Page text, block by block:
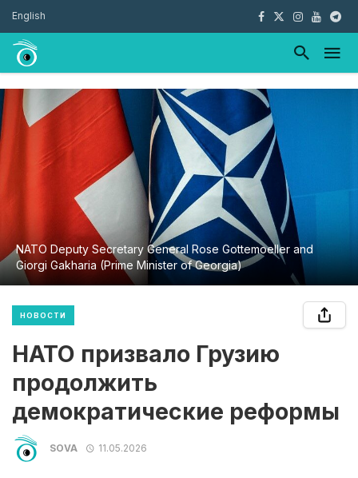
English
NATO Deputy Secretary General Rose Gottemoeller and
Giorgi Gakharia (Prime Minister of Georgia)
НОВОСТИ
НАТО призвало Грузию
продолжить
демократические реформы
SOVA 11.05.2026